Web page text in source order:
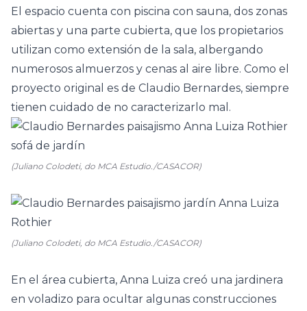
El espacio cuenta con piscina con sauna, dos zonas
abiertas y una parte cubierta, que los propietarios
utilizan como extensión de la sala, albergando
numerosos almuerzos y cenas al aire libre. Como el
proyecto original es de Claudio Bernardes, siempre
tienen cuidado de no caracterizarlo mal.
(Juliano Colodeti, do MCA Estudio./CASACOR)
(Juliano Colodeti, do MCA Estudio./CASACOR)
En el área cubierta, Anna Luiza creó una jardinera
en voladizo para ocultar algunas construcciones